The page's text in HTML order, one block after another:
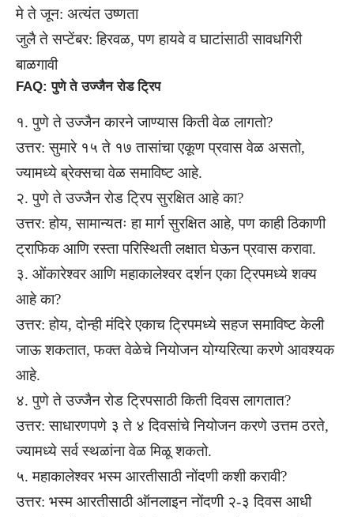
मे ते जून: अत्यंत उष्णता
जुलै ते सप्टेंबर: हिरवळ, पण हायवे व घाटांसाठी सावधगिरी
बाळगावी
FAQ: पुणे ते उज्जैन रोड ट्रिप
१. पुणे ते उज्जैन कारने जाण्यास किती वेळ लागतो?
उत्तर: सुमारे १५ ते १७ तासांचा एकूण प्रवास वेळ असतो,
ज्यामध्ये ब्रेक्सचा वेळ समाविष्ट आहे.
२. पुणे ते उज्जैन रोड ट्रिप सुरक्षित आहे का?
उत्तर: होय, सामान्यतः हा मार्ग सुरक्षित आहे, पण काही ठिकाणी
ट्राफिक आणि रस्ता परिस्थिती लक्षात घेऊन प्रवास करावा.
३. ओंकारेश्वर आणि महाकालेश्वर दर्शन एका ट्रिपमध्ये शक्य
आहे का?
उत्तर: होय, दोन्ही मंदिरे एकाच ट्रिपमध्ये सहज समाविष्ट केली
जाऊ शकतात, फक्त वेळेचे नियोजन योग्यरित्या करणे आवश्यक
आहे.
४. पुणे ते उज्जैन रोड ट्रिपसाठी किती दिवस लागतात?
उत्तर: साधारणपणे ३ ते ४ दिवसांचे नियोजन करणे उत्तम ठरते,
ज्यामध्ये सर्व स्थळांना वेळ मिळू शकतो.
५. महाकालेश्वर भस्म आरतीसाठी नोंदणी कशी करावी?
उत्तर: भस्म आरतीसाठी ऑनलाइन नोंदणी २-३ दिवस आधी